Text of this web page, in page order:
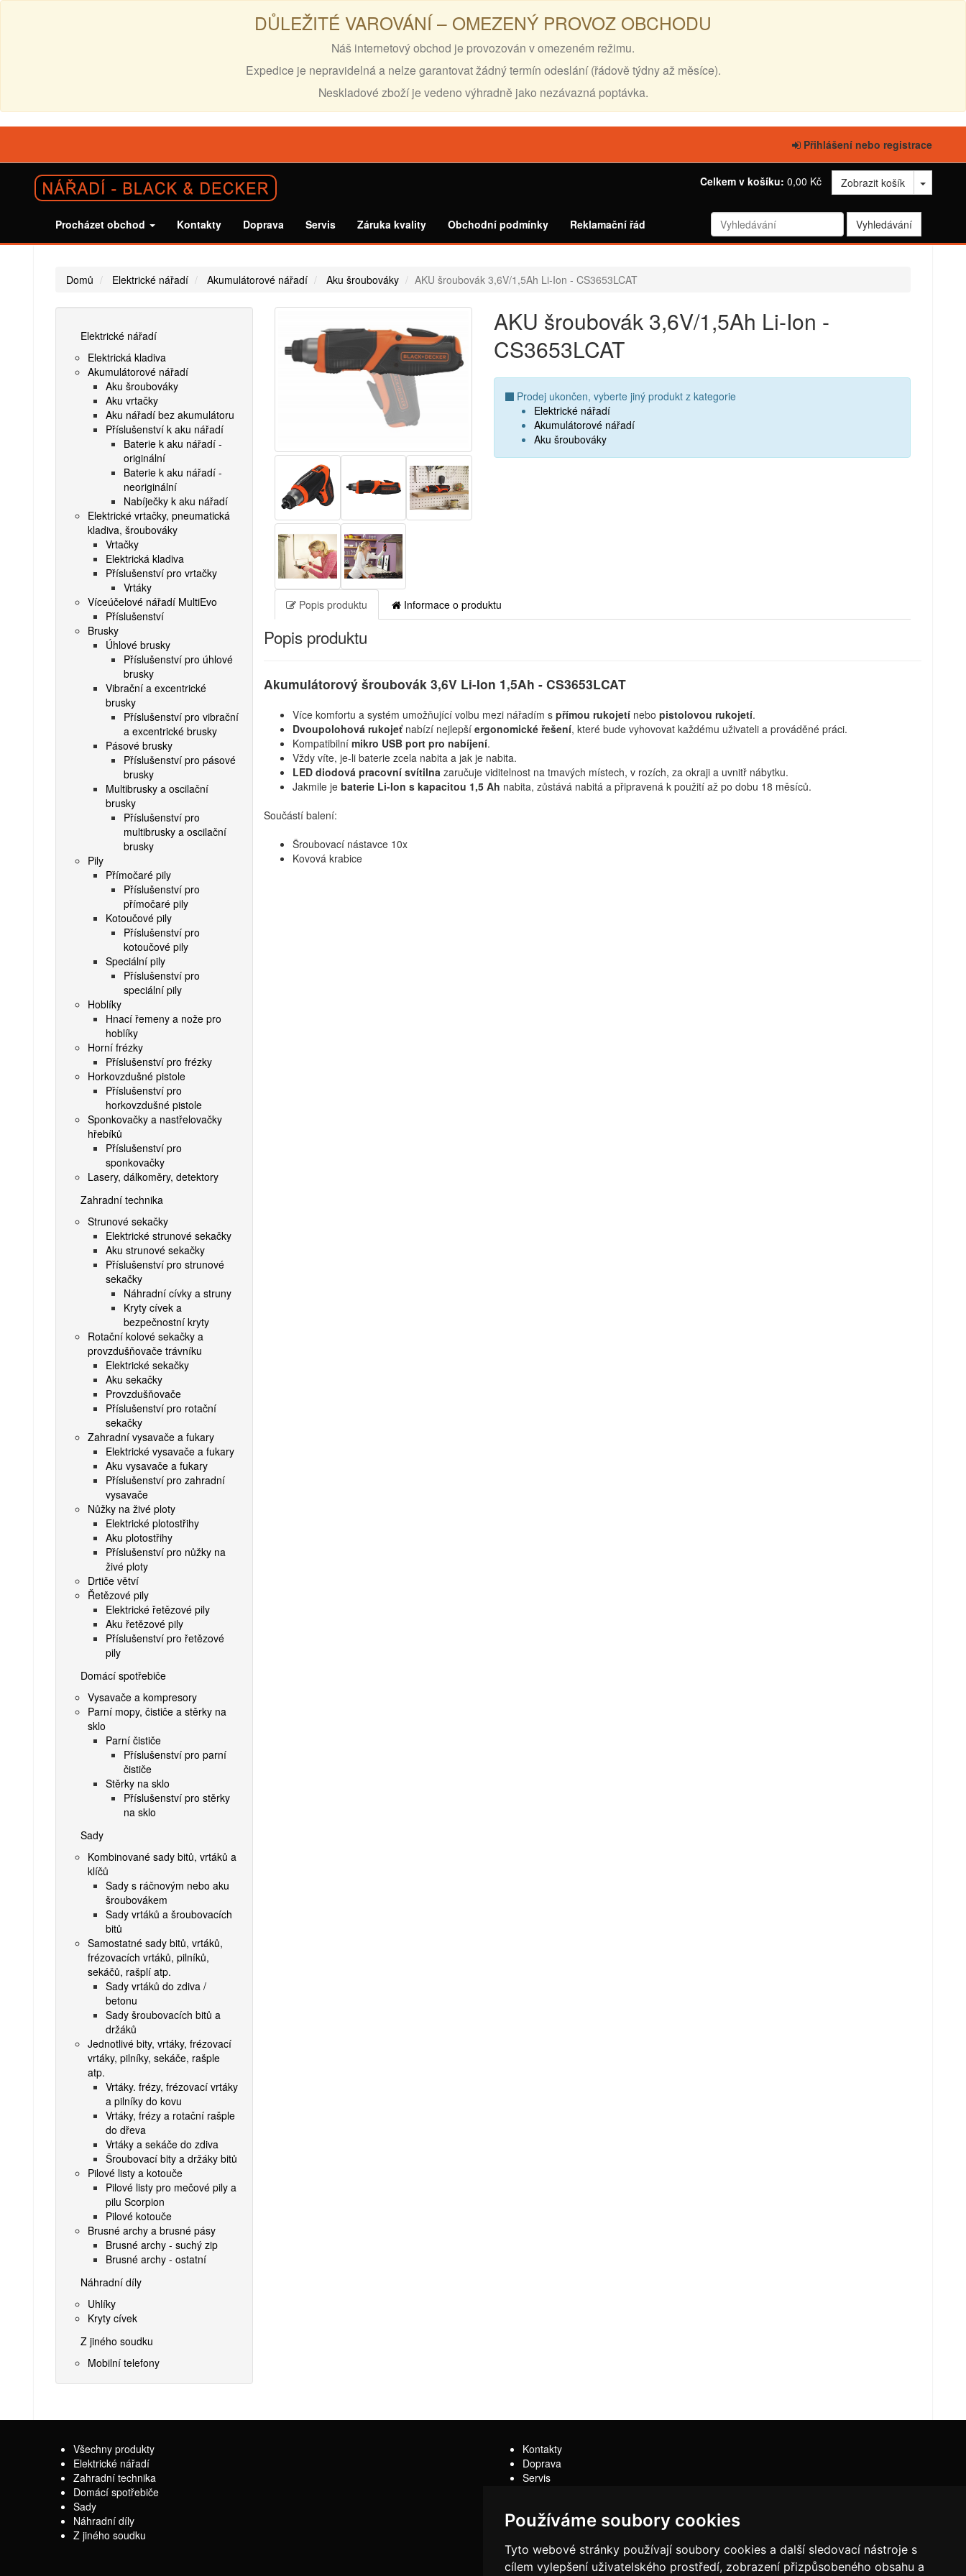
Používáme soubory cookies
Tyto webové stránky používají soubory cookies a další sledovací nástroje s
cílem vylepšení uživatelského prostředí, zobrazení přizpůsobeného obsahu a
DŮLEŽITÉ VAROVÁNÍ – OMEZENÝ PROVOZ OBCHODU
Náš internetový obchod je provozován v omezeném režimu.
Expedice je nepravidelná a nelze garantovat žádný termín odeslání (řádově týdny až měsíce).
Neskladové zboží je vedeno výhradně jako nezávazná poptávka.
Přihlášení nebo registrace
Celkem v košíku: 0,00 Kč Zobrazit košík
Procházet obchod Kontakty Doprava Servis Záruka kvality Obchodní podmínky Reklamační řád
Domů Elektrické nářadí Akumulátorové nářadí Aku šroubováky AKU šroubovák 3,6V/1,5Ah Li-Ion - CS3653LCAT
Elektrické nářadí
Elektrická kladiva
Akumulátorové nářadí
Aku šroubováky
Aku vrtačky
Aku nářadí bez akumulátoru
Příslušenství k aku nářadí
Baterie k aku nářadí -
originální
Baterie k aku nářadí -
neoriginální
Nabíječky k aku nářadí
Elektrické vrtačky, pneumatická
kladiva, šroubováky
Vrtačky
Elektrická kladiva
Příslušenství pro vrtačky
Vrtáky
Víceúčelové nářadí MultiEvo
Příslušenství
Brusky
Úhlové brusky
Příslušenství pro úhlové
brusky
Vibrační a excentrické
brusky
Příslušenství pro vibrační
a excentrické brusky
Pásové brusky
Příslušenství pro pásové
brusky
Multibrusky a oscilační
brusky
Příslušenství pro
multibrusky a oscilační
brusky
Pily
Přímočaré pily
Příslušenství pro
přímočaré pily
Kotoučové pily
Příslušenství pro
kotoučové pily
Speciální pily
Příslušenství pro
speciální pily
Hoblíky
Hnací řemeny a nože pro
hoblíky
Horní frézky
Příslušenství pro frézky
Horkovzdušné pistole
Příslušenství pro
horkovzdušné pistole
Sponkovačky a nastřelovačky
hřebíků
Příslušenství pro
sponkovačky
Lasery, dálkoměry, detektory
Zahradní technika
Strunové sekačky
Elektrické strunové sekačky
Aku strunové sekačky
Příslušenství pro strunové
sekačky
Náhradní cívky a struny
Kryty cívek a
bezpečnostní kryty
Rotační kolové sekačky a
provzdušňovače trávníku
Elektrické sekačky
Aku sekačky
Provzdušňovače
Příslušenství pro rotační
sekačky
Zahradní vysavače a fukary
Elektrické vysavače a fukary
Aku vysavače a fukary
Příslušenství pro zahradní
vysavače
Nůžky na živé ploty
Elektrické plotostřihy
Aku plotostřihy
Příslušenství pro nůžky na
živé ploty
Drtiče větví
Řetězové pily
Elektrické řetězové pily
Aku řetězové pily
Příslušenství pro řetězové
pily
Domácí spotřebiče
Vysavače a kompresory
Parní mopy, čističe a stěrky na
sklo
Parní čističe
Příslušenství pro parní
čističe
Stěrky na sklo
Příslušenství pro stěrky
na sklo
Sady
Kombinované sady bitů, vrtáků a
klíčů
Sady s ráčnovým nebo aku
šroubovákem
Sady vrtáků a šroubovacích
bitů
Samostatné sady bitů, vrtáků,
frézovacích vrtáků, pilníků,
sekáčů, rašplí atp.
Sady vrtáků do zdiva /
betonu
Sady šroubovacích bitů a
držáků
Jednotlivé bity, vrtáky, frézovací
vrtáky, pilníky, sekáče, rašple
atp.
Vrtáky. frézy, frézovací vrtáky
a pilníky do kovu
Vrtáky, frézy a rotační rašple
do dřeva
Vrtáky a sekáče do zdiva
Šroubovací bity a držáky bitů
Pilové listy a kotouče
Pilové listy pro mečové pily a
pilu Scorpion
Pilové kotouče
Brusné archy a brusné pásy
Brusné archy - suchý zip
Brusné archy - ostatní
Náhradní díly
Uhlíky
Kryty cívek
Z jiného soudku
Mobilní telefony
AKU šroubovák 3,6V/1,5Ah Li-Ion -
CS3653LCAT
Prodej ukončen, vyberte jiný produkt z kategorie
Elektrické nářadí
Akumulátorové nářadí
Aku šroubováky
Popis produktu Informace o produktu
Popis produktu
Akumulátorový šroubovák 3,6V Li-Ion 1,5Ah - CS3653LCAT
Více komfortu a systém umožňující volbu mezi nářadím s přímou rukojetí nebo pistolovou rukojetí.
Dvoupolohová rukojeťnabízí nejlepší ergonomické řešení, které bude vyhovovat každému uživateli a prováděné práci.
Kompatibilní mikro USB port pro nabíjení.
Vždy víte, je-li baterie zcela nabita a jak je nabita.
LED diodová pracovní svítilna zaručuje viditelnost na tmavých místech, v rozích, za okraji a uvnitř nábytku.
Jakmile je baterie Li-Ion s kapacitou 1,5 Ah nabita, zůstává nabitá a připravená k použití až po dobu 18 měsíců.
Součástí balení:
Šroubovací nástavce 10x
Kovová krabice
Všechny produkty
Elektrické nářadí
Zahradní technika
Domácí spotřebiče
Sady
Náhradní díly
Z jiného soudku
Kontakty
Doprava
Servis